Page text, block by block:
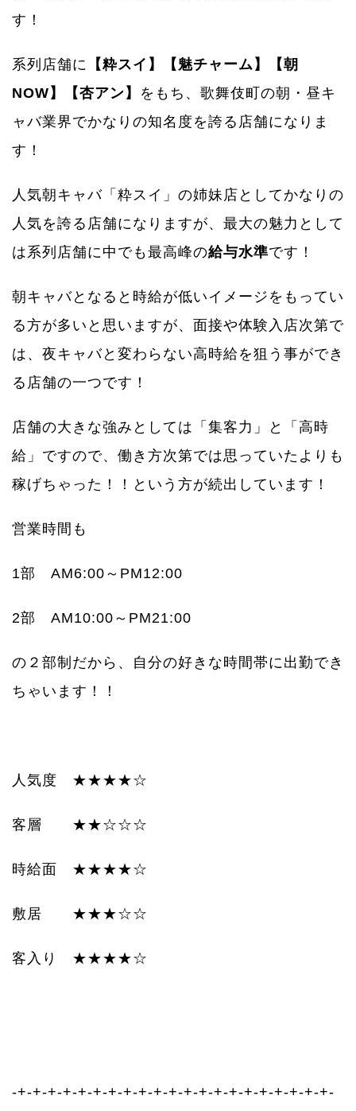
す！
系列店舗に
【粋スイ】【魅チャーム】【朝
NOW】【杏アン】 をもち、歌舞伎町の朝・昼キ
ャバ業界でかなりの知名度を誇る店舗になりま
す！
人気朝キャバ「粋スイ」の姉妹店としてかなりの
人気を誇る店舗になりますが、最大の魅力として
は系列店舗に中でも最高峰の給与水準です！
朝キャバとなると時給が低いイメージをもってい
る方が多いと思いますが、面接や体験入店次第で
は、夜キャバと変わらない高時給を狙う事ができ
る店舗の一つです！
店舗の大きな強みとしては「集客力」と「高時
給」ですので、働き方次第では思っていたよりも
稼げちゃった！！という方が続出しています！
営業時間も
1部 AM6:00～PM12:00
2部 AM10:00～PM21:00
の２部制だから、自分の好きな時間帯に出勤でき
ちゃいます！！
人気度 ★★★★☆
客層 ★★☆☆☆
時給面 ★★★★☆
敷居 ★★★☆☆
客入り ★★★★☆
-+-+-+-+-+-+-+-+-+-+-+-+-+-+-+-+-+-+-+-+-+-